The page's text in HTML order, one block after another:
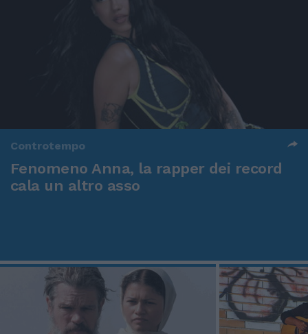
Controtempo
Fenomeno Anna, la rapper dei record
cala un altro asso